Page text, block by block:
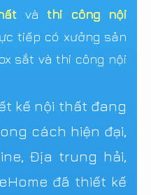
vàthi công nội
tiếp có xưởng sản
sắt và thi công nội
kế nội thất đang
cách hiện đại,
Địa trung hải,
đã thiết kế